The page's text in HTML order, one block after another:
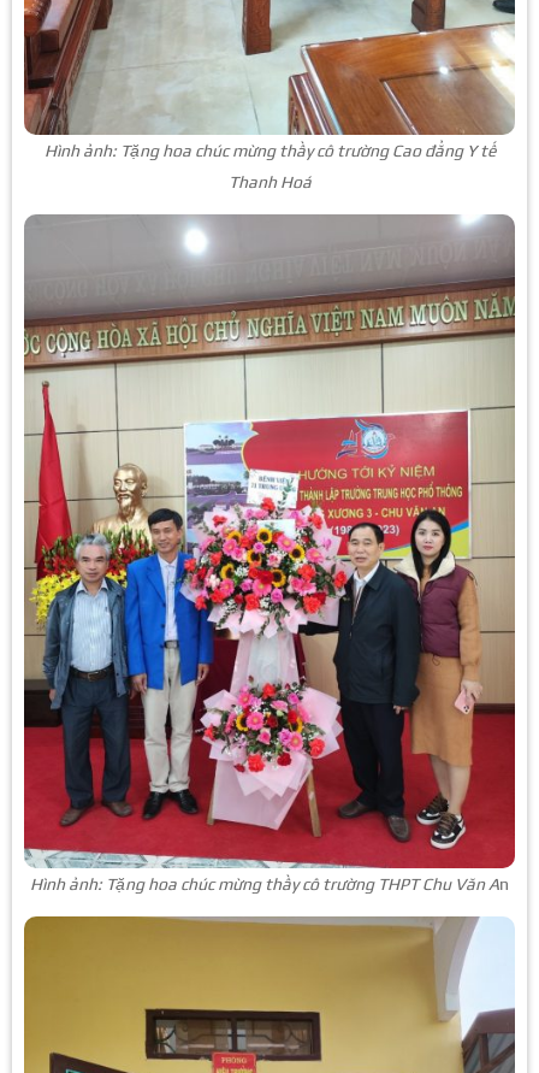
Hình ảnh: Tặng hoa chúc mừng thầy cô trường Cao đẳng Y tế
Thanh Hoá
Hình ảnh: Tặng hoa chúc mừng thầy cô trường THPT Chu Văn An